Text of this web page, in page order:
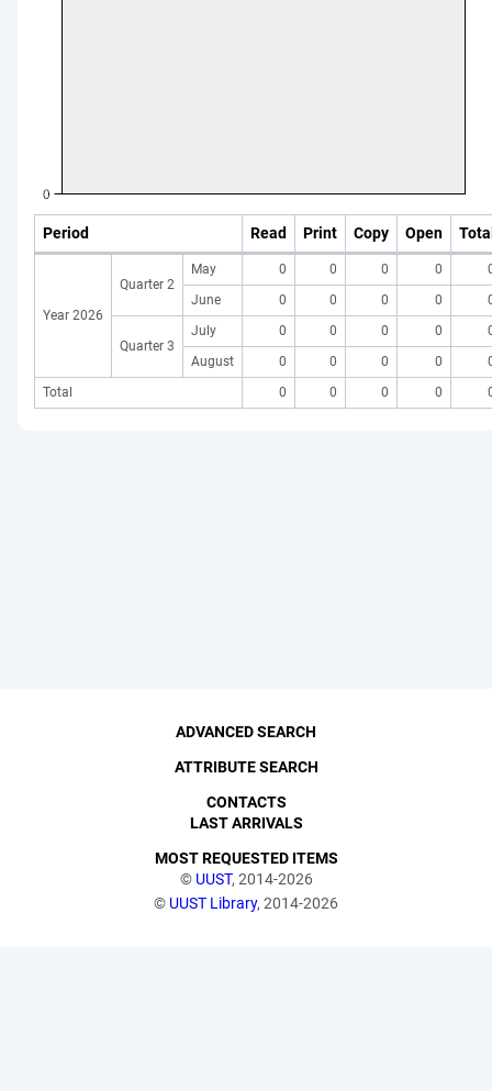
Period Read Print Copy Open
Year 2026
Quarter 2
May 0 0 0 0
June
0 0 0 0
Quarter 3
July 0 0 0 0
August
0 0 0 0
Total
0 0 0 0
© UUST, 2014-2026
© UUST Library, 2014-2026
ADVANCED SEARCH
ATTRIBUTE SEARCH
CONTACTS
LAST ARRIVALS
MOST REQUESTED ITEMS